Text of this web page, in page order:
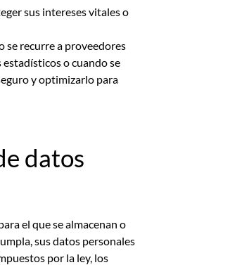
sus intereses vitales o
se recurre a proveedores
o cuando se
y optimizarlo para
datos
el que se almacenan o
sus datos personales
por la ley, los